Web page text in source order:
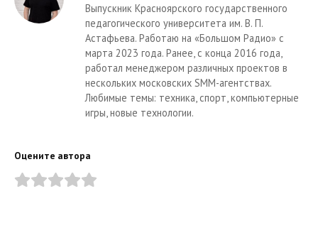
Выпускник Красноярского государственного
педагогического университета им. В. П.
Астафьева. Работаю на «Большом Радио» с
марта 2023 года. Ранее, с конца 2016 года,
работал менеджером различных проектов в
нескольких московских SMM-агентствах.
Любимые темы: техника, спорт, компьютерные
игры, новые технологии.
Оцените автора